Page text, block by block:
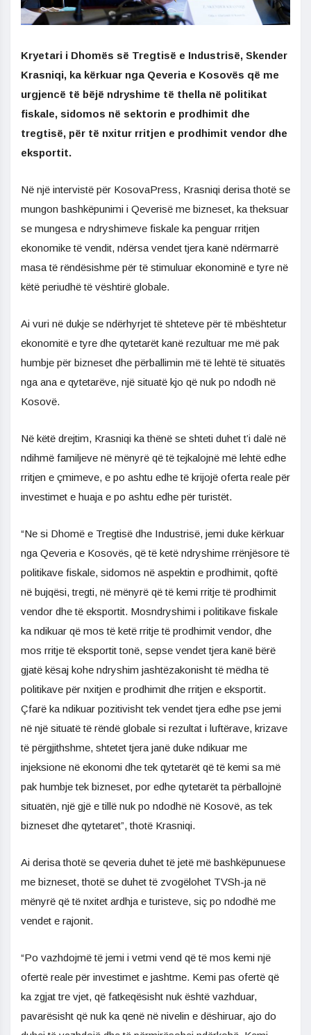
Kryetari i Dhomës së Tregtisë e Industrisë, Skender
Krasniqi, ka kërkuar nga Qeveria e Kosovës që me
urgjencë të bëjë ndryshime të thella në politikat
fiskale, sidomos në sektorin e prodhimit dhe
tregtisë, për të nxitur rritjen e prodhimit vendor dhe
eksportit.
Në një intervistë për KosovaPress, Krasniqi derisa thotë se
mungon bashkëpunimi i Qeverisë me bizneset, ka theksuar
se mungesa e ndryshimeve fiskale ka penguar rritjen
ekonomike të vendit, ndërsa vendet tjera kanë ndërmarrë
masa të rëndësishme për të stimuluar ekonominë e tyre në
këtë periudhë të vështirë globale.
Ai vuri në dukje se ndërhyrjet të shteteve për të mbështetur
ekonomitë e tyre dhe qytetarët kanë rezultuar me më pak
humbje për bizneset dhe përballimin më të lehtë të situatës
nga ana e qytetarëve, një situatë kjo që nuk po ndodh në
Kosovë.
Në këtë drejtim, Krasniqi ka thënë se shteti duhet t’i dalë në
ndihmë familjeve në mënyrë që të tejkalojnë më lehtë edhe
rritjen e çmimeve, e po ashtu edhe të krijojë oferta reale për
investimet e huaja e po ashtu edhe për turistët.
“Ne si Dhomë e Tregtisë dhe Industrisë, jemi duke kërkuar
nga Qeveria e Kosovës, që të ketë ndryshime rrënjësore të
politikave fiskale, sidomos në aspektin e prodhimit, qoftë
në bujqësi, tregti, në mënyrë që të kemi rritje të prodhimit
vendor dhe të eksportit. Mosndryshimi i politikave fiskale
ka ndikuar që mos të ketë rritje të prodhimit vendor, dhe
mos rritje të eksportit tonë, sepse vendet tjera kanë bërë
gjatë kësaj kohe ndryshim jashtëzakonisht të mëdha të
politikave për nxitjen e prodhimit dhe rritjen e eksportit.
Çfarë ka ndikuar pozitivisht tek vendet tjera edhe pse jemi
në një situatë të rëndë globale si rezultat i luftërave, krizave
të përgjithshme, shtetet tjera janë duke ndikuar me
injeksione në ekonomi dhe tek qytetarët që të kemi sa më
pak humbje tek bizneset, por edhe qytetarët ta përballojnë
situatën, një gjë e tillë nuk po ndodhë në Kosovë, as tek
bizneset dhe qytetaret”, thotë Krasniqi.
Ai derisa thotë se qeveria duhet të jetë më bashkëpunuese
me bizneset, thotë se duhet të zvogëlohet TVSh-ja në
mënyrë që të nxitet ardhja e turisteve, siç po ndodhë me
vendet e rajonit.
“Po vazhdojmë të jemi i vetmi vend që të mos kemi një
ofertë reale për investimet e jashtme. Kemi pas ofertë që
ka zgjat tre vjet, që fatkeqësisht nuk është vazhduar,
pavarësisht që nuk ka qenë në nivelin e dëshiruar, ajo do